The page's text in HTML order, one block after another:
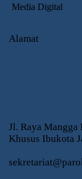
Media Digital
Alamat
Jl. Raya Mangga
Khusus Ibukota